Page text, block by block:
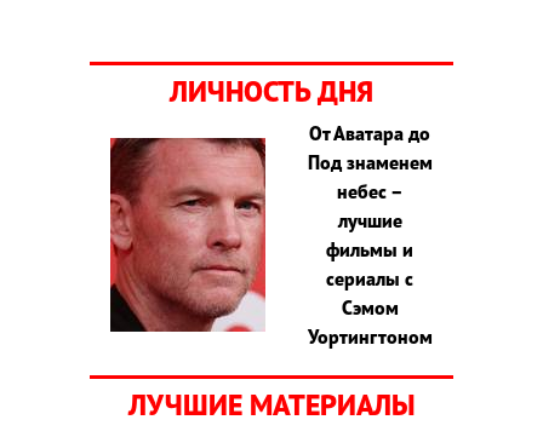
ЛИЧНОСТЬ ДНЯ
От Аватара до
Под знаменем
небес –
лучшие
фильмы и
сериалы с
Сэмом
Уортингтоном
ЛУЧШИЕ МАТЕРИАЛЫ